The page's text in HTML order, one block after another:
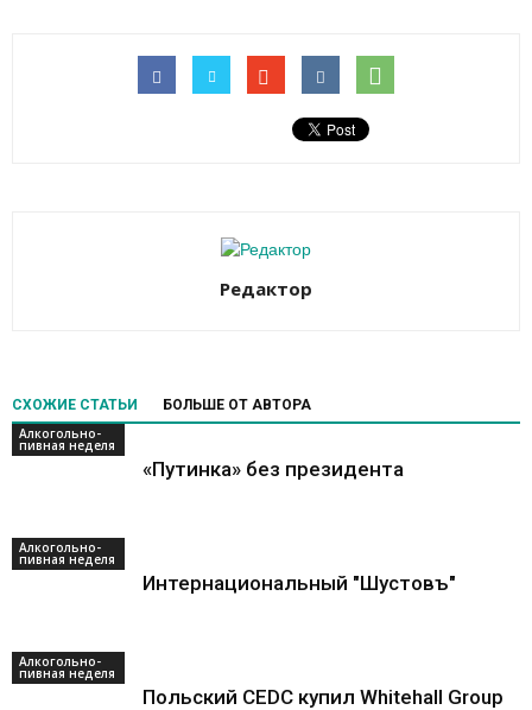
Редактор
СХОЖИЕ СТАТЬИ
БОЛЬШЕ ОТ АВТОРА
Алкогольно-
пивная неделя
«Путинка» без президента
Алкогольно-
пивная неделя
Интернациональный "Шустовъ"
Алкогольно-
пивная неделя
Польский CEDC купил Whitehall Group